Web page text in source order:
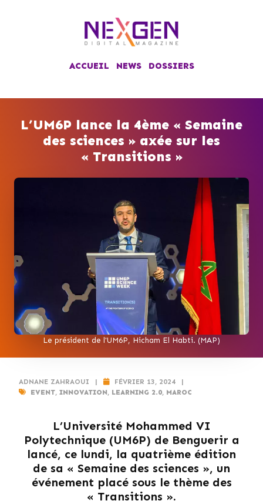
ACCUEIL NEWS DOSSIERS
L’UM6P lance la 4ème « Semaine
des sciences » axée sur les
« Transitions »
Le président de l'UM6P, Hicham El Habti. (MAP)
ADNANE ZAHRAOUI | FÉVRIER 13, 2024
|
EVENT, INNOVATION, LEARNING 2.0, MAROC
L’Université Mohammed VI
Polytechnique (UM6P) de Benguerir a
lancé, ce lundi, la quatrième édition
de sa « Semaine des sciences », un
événement placé sous le thème des
« Transitions ».